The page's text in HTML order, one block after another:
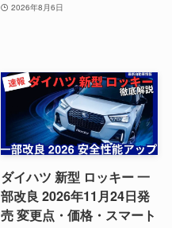
2026年8月6日
ダイハツ 新型 ロッキー 一
部改良 2026年11月24日発
売 変更点・価格・スマート